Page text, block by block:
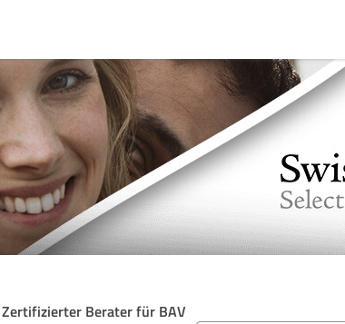
Berater für BAV